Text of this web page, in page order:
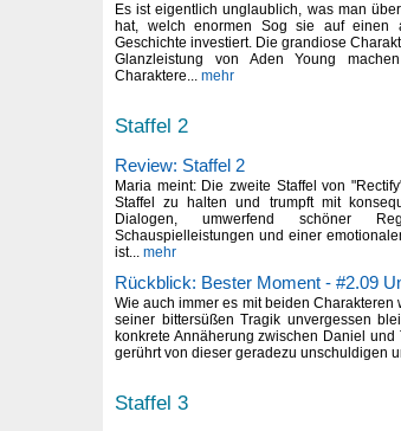
Es ist eigentlich unglaublich, was man
hat, welch enormen Sog sie auf einen
Geschichte investiert. Die grandiose
Glanzleistung von Aden Young
Charaktere... mehr
Staffel 2
Review: Staffel 2
Maria meint: Die zweite Staffel von
Staffel zu halten und trumpft mit
Dialogen, umwerfend schöner
Schauspielleistungen und einer
ist... mehr
Rückblick: Bester Moment - #2.09
Wie auch immer es mit beiden
seiner bittersüßen Tragik unvergessen
konkrete Annäherung zwischen Daniel
gerührt von dieser geradezu unschuldigen
Staffel 3